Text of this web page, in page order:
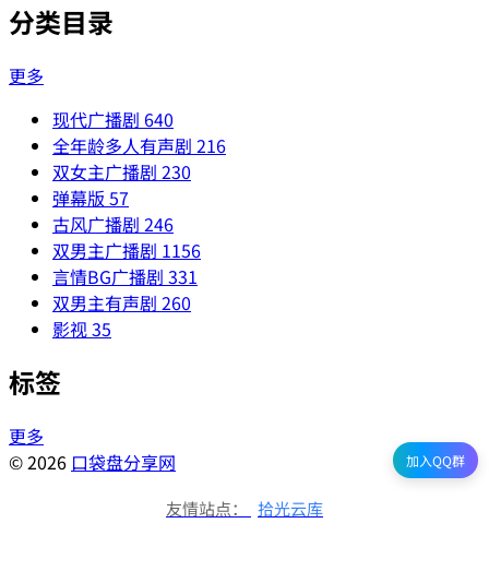
分类目录
更多
现代广播剧 640
全年龄多人有声剧 216
双女主广播剧 230
弹幕版 57
古风广播剧 246
双男主广播剧 1156
言情BG广播剧 331
双男主有声剧 260
影视35
标签
更多
© 2026 口袋盘分享网 加入QQ群
友情站点： 拾光云库